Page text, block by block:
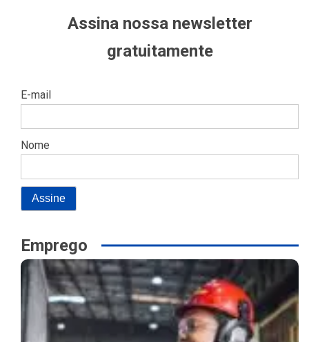
Assina nossa newsletter
gratuitamente
E-mail
Nome
Emprego